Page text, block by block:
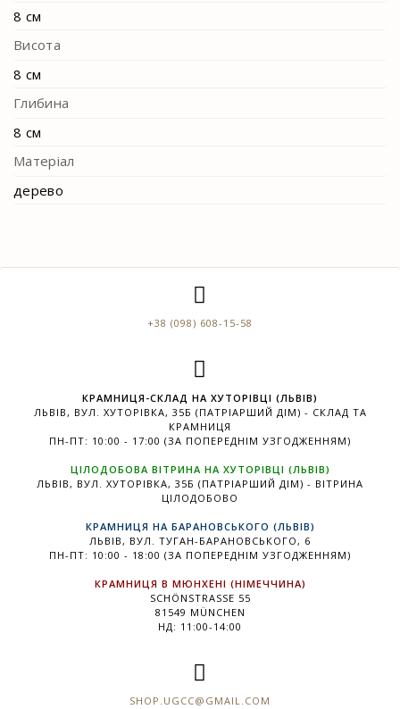
8 см
Висота
8 см
Глибина
8 см
Матеріал
дерево
+38 (098) 608-15-58
КРАМНИЦЯ-СКЛАД НА ХУТОРІВЦІ (ЛЬВІВ)
ЛЬВІВ, ВУЛ. ХУТОРІВКА, 35Б (ПАТРІАРШИЙ ДІМ) - СКЛАД ТА
КРАМНИЦЯ
ПН-ПТ: 10:00 - 17:00 (ЗА ПОПЕРЕДНІМ УЗГОДЖЕННЯМ)
ЦІЛОДОБОВА ВІТРИНА НА ХУТОРІВЦІ (ЛЬВІВ)
ЛЬВІВ, ВУЛ. ХУТОРІВКА, 35Б (ПАТРІАРШИЙ ДІМ) - ВІТРИНА
ЦІЛОДОБОВО
КРАМНИЦЯ НА БАРАНОВСЬКОГО (ЛЬВІВ)
ЛЬВІВ, ВУЛ. ТУГАН-БАРАНОВСЬКОГО, 6
ПН-ПТ: 10:00 - 18:00 (ЗА ПОПЕРЕДНІМ УЗГОДЖЕННЯМ)
КРАМНИЦЯ В МЮНХЕНІ (НІМЕЧЧИНА)
SCHÖNSTRASSE 55
81549 MÜNCHEN
НД: 11:00-14:00
SHOP.UGCC@GMAIL.COM